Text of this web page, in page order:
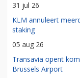
31 jul 26
KLM annuleert
staking
05 aug 26
Transavia opent
Brussels Airport